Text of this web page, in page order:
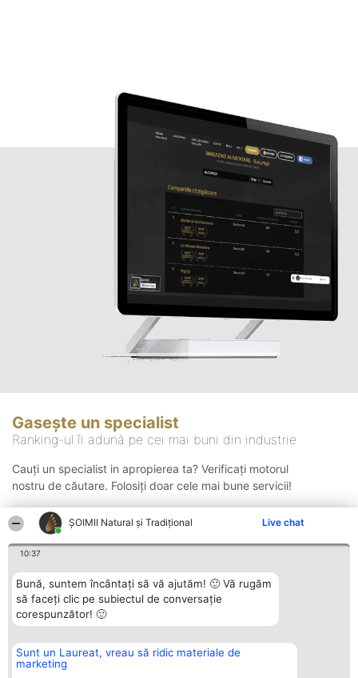
ȘOIMII Natural și Tradițional Live chat
10:37
Bună, suntem încântați să vă ajutăm! 🙂 Vă rugăm
să faceți clic pe subiectul de conversație
corespunzător! 🙂
Sunt un Laureat, vreau să ridic materiale de
marketing
Gasește un specialist
Ranking-ul îi adună pe cei mai buni din industrie
Cauți un specialist in apropierea ta? Verificați motorul
nostru de căutare. Folosiți doar cele mai bune servicii!
Organizator Ranking
BRIGHT SOLUTIONS BR SRL
Plebiscyt Contact